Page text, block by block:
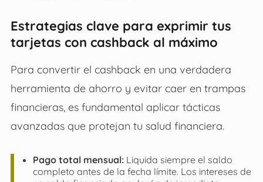
Estrategias clave para exprimir tus
tarjetas con cashback al máximo
Para convertir el cashback en una verdadera
herramienta de ahorro y evitar caer en trampas
financieras, es fundamental aplicar tácticas
avanzadas que protejan tu salud financiera.
Pago total mensual:Liquida siempre el saldo
completo antes de la fecha límite. Los intereses de